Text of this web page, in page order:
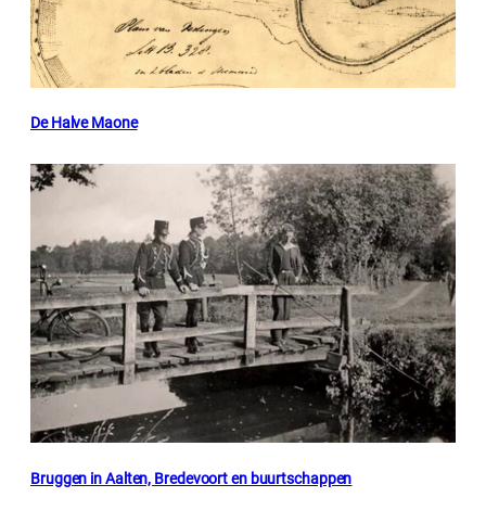
De Halve Maone
Bruggen in Aalten, Bredevoort en buurtschappen